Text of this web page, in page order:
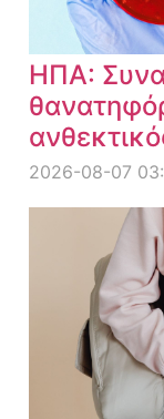
ΗΠΑ:
2026-08-07